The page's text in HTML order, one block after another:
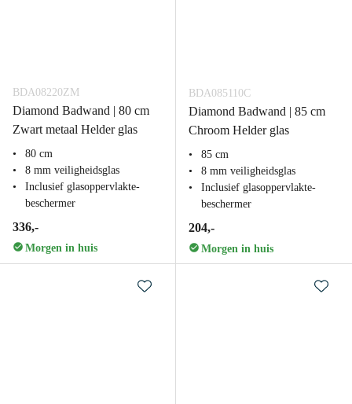
BDA08220ZM
Diamond Badwand | 80 cm
Zwart metaal Helder glas
80 cm
8 mm veiligheidsglas
Inclusief glasoppervlakte-
beschermer
336,-
Morgen in huis
BDA085110C
Diamond Badwand | 85 cm
Chroom Helder glas
85 cm
8 mm veiligheidsglas
Inclusief glasoppervlakte-
beschermer
204,-
Morgen in huis